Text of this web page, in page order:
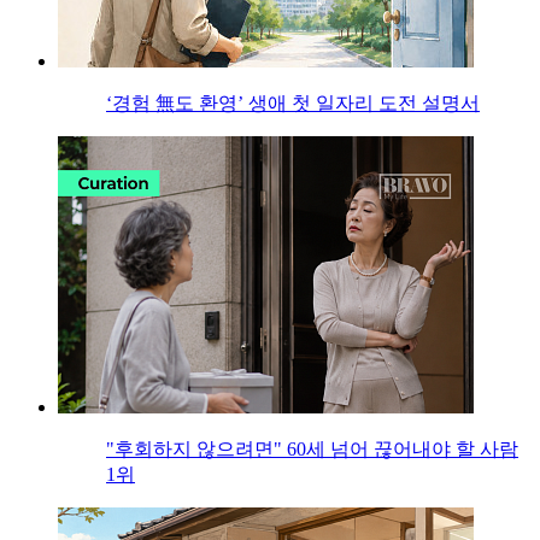
‘경험 無도 환영’ 생애 첫 일자리 도전 설명서
"후회하지 않으려면" 60세 넘어 끊어내야 할 사람
1위